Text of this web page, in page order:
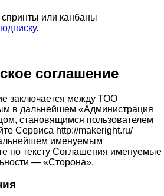
спринты или канбаны
.
соглашение
заключается между ТОО
в дальнейшем «Администрация
становящимся пользователем
Сервиса http://makeright.ru/
именуемым
по тексту Соглашения именуемые
— «Сторона».